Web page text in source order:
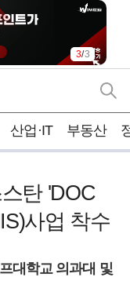
3/3
산업·IT 부동산
탄 'DOC
사업 착수
대학교 의과대 및